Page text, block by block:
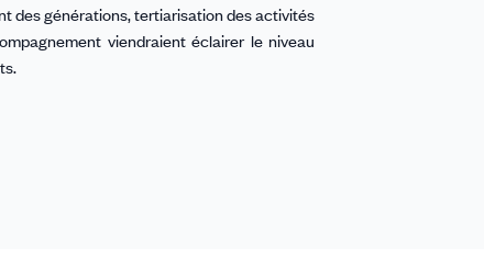
des générations, tertiarisation des activités
viendraient éclairer le niveau